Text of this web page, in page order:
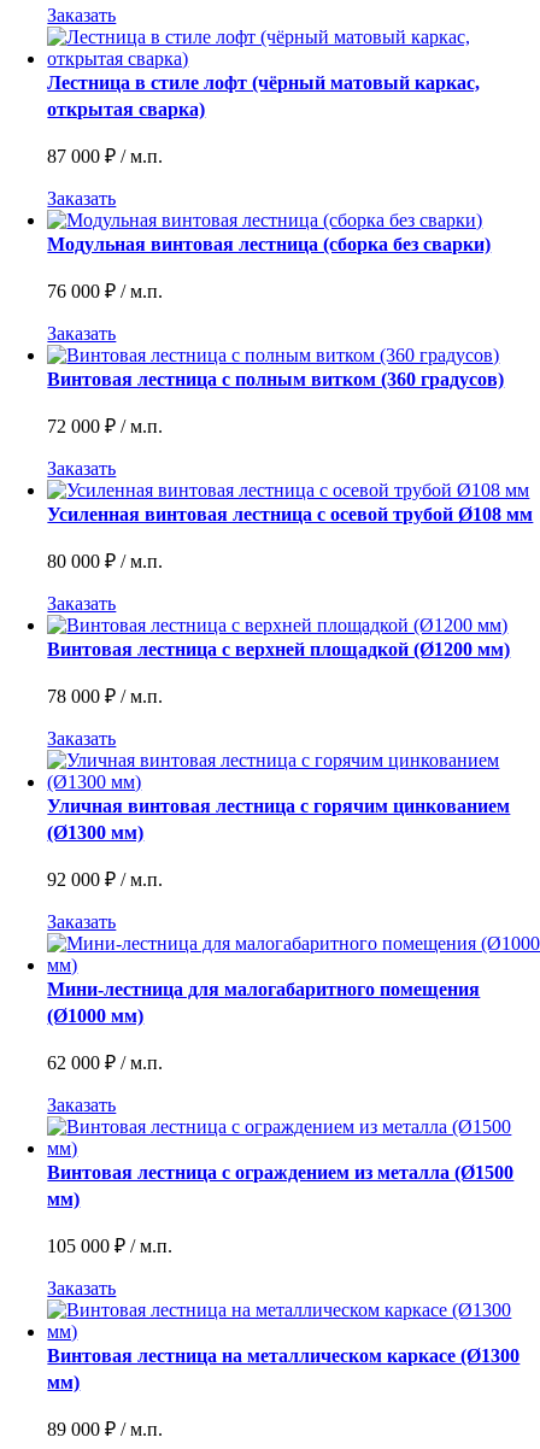
Заказать
Лестница в стиле лофт (чёрный матовый каркас,
открытая сварка)
87 000₽ / м.п.
Заказать
Модульная винтовая лестница (сборка без сварки)
76 000₽ / м.п.
Заказать
Винтовая лестница с полным витком (360 градусов)
72 000₽ / м.п.
Заказать
Усиленная винтовая лестница с осевой трубой Ø108 мм
80 000₽ / м.п.
Заказать
Винтовая лестница с верхней площадкой (Ø1200 мм)
78 000₽ / м.п.
Заказать
Уличная винтовая лестница с горячим цинкованием
(Ø1300 мм)
92 000₽ / м.п.
Заказать
Мини-лестница для малогабаритного помещения
(Ø1000 мм)
62 000₽ / м.п.
Заказать
Винтовая лестница с ограждением из металла (Ø1500
мм)
105 000₽ / м.п.
Заказать
Винтовая лестница на металлическом каркасе (Ø1300
мм)
89 000₽ / м.п.